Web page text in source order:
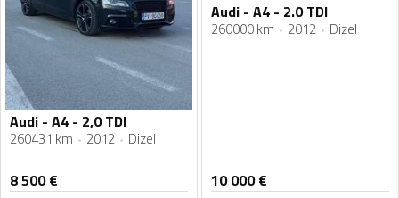
Audi - A4 - 2,0 TDI
260431 km 2012 Dizel
8 500€
Audi - A4 - 2.0 TDI
260000 km 2012 Dizel
10 000€